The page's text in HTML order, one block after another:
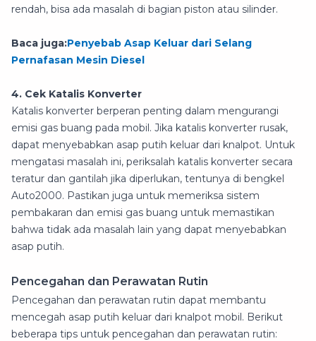
rendah, bisa ada masalah di bagian piston atau silinder.
Baca juga:Penyebab Asap Keluar dari Selang
Pernafasan Mesin Diesel
4. Cek Katalis Konverter
Katalis konverter berperan penting dalam mengurangi
emisi gas buang pada mobil. Jika katalis konverter rusak,
dapat menyebabkan asap putih keluar dari knalpot. Untuk
mengatasi masalah ini, periksalah katalis konverter secara
teratur dan gantilah jika diperlukan, tentunya di bengkel
Auto2000. Pastikan juga untuk memeriksa sistem
pembakaran dan emisi gas buang untuk memastikan
bahwa tidak ada masalah lain yang dapat menyebabkan
asap putih.
Pencegahan dan Perawatan Rutin
Pencegahan dan perawatan rutin dapat membantu
mencegah asap putih keluar dari knalpot mobil. Berikut
beberapa tips untuk pencegahan dan perawatan rutin: